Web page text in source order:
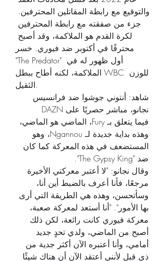
محترفًا في أكتوبر ضد فيوري. خسر
"The Predator" أول ظهور له في
الملاكمة، لكنه أطاح ببطل WBC للوزن
الثقيل.
نجانو، مباشر حصريًا على DAZN
ضد "The Gypsy King".